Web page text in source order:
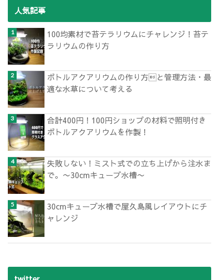
人気記事
100均素材で苔テラリウムにチャレンジ！苔テ
ラリウムの作り方
ボトルアクアリウムの作り方と管理方法・最
適な水草について考える
合計400円！100円ショップの材料で照明付き
ボトルアクアリウムを作製！
失敗しない！ミスト式での立ち上げから注水ま
で。〜30cmキューブ水槽〜
30cmキューブ水槽で屋久島風レイアウトにチ
ャレンジ